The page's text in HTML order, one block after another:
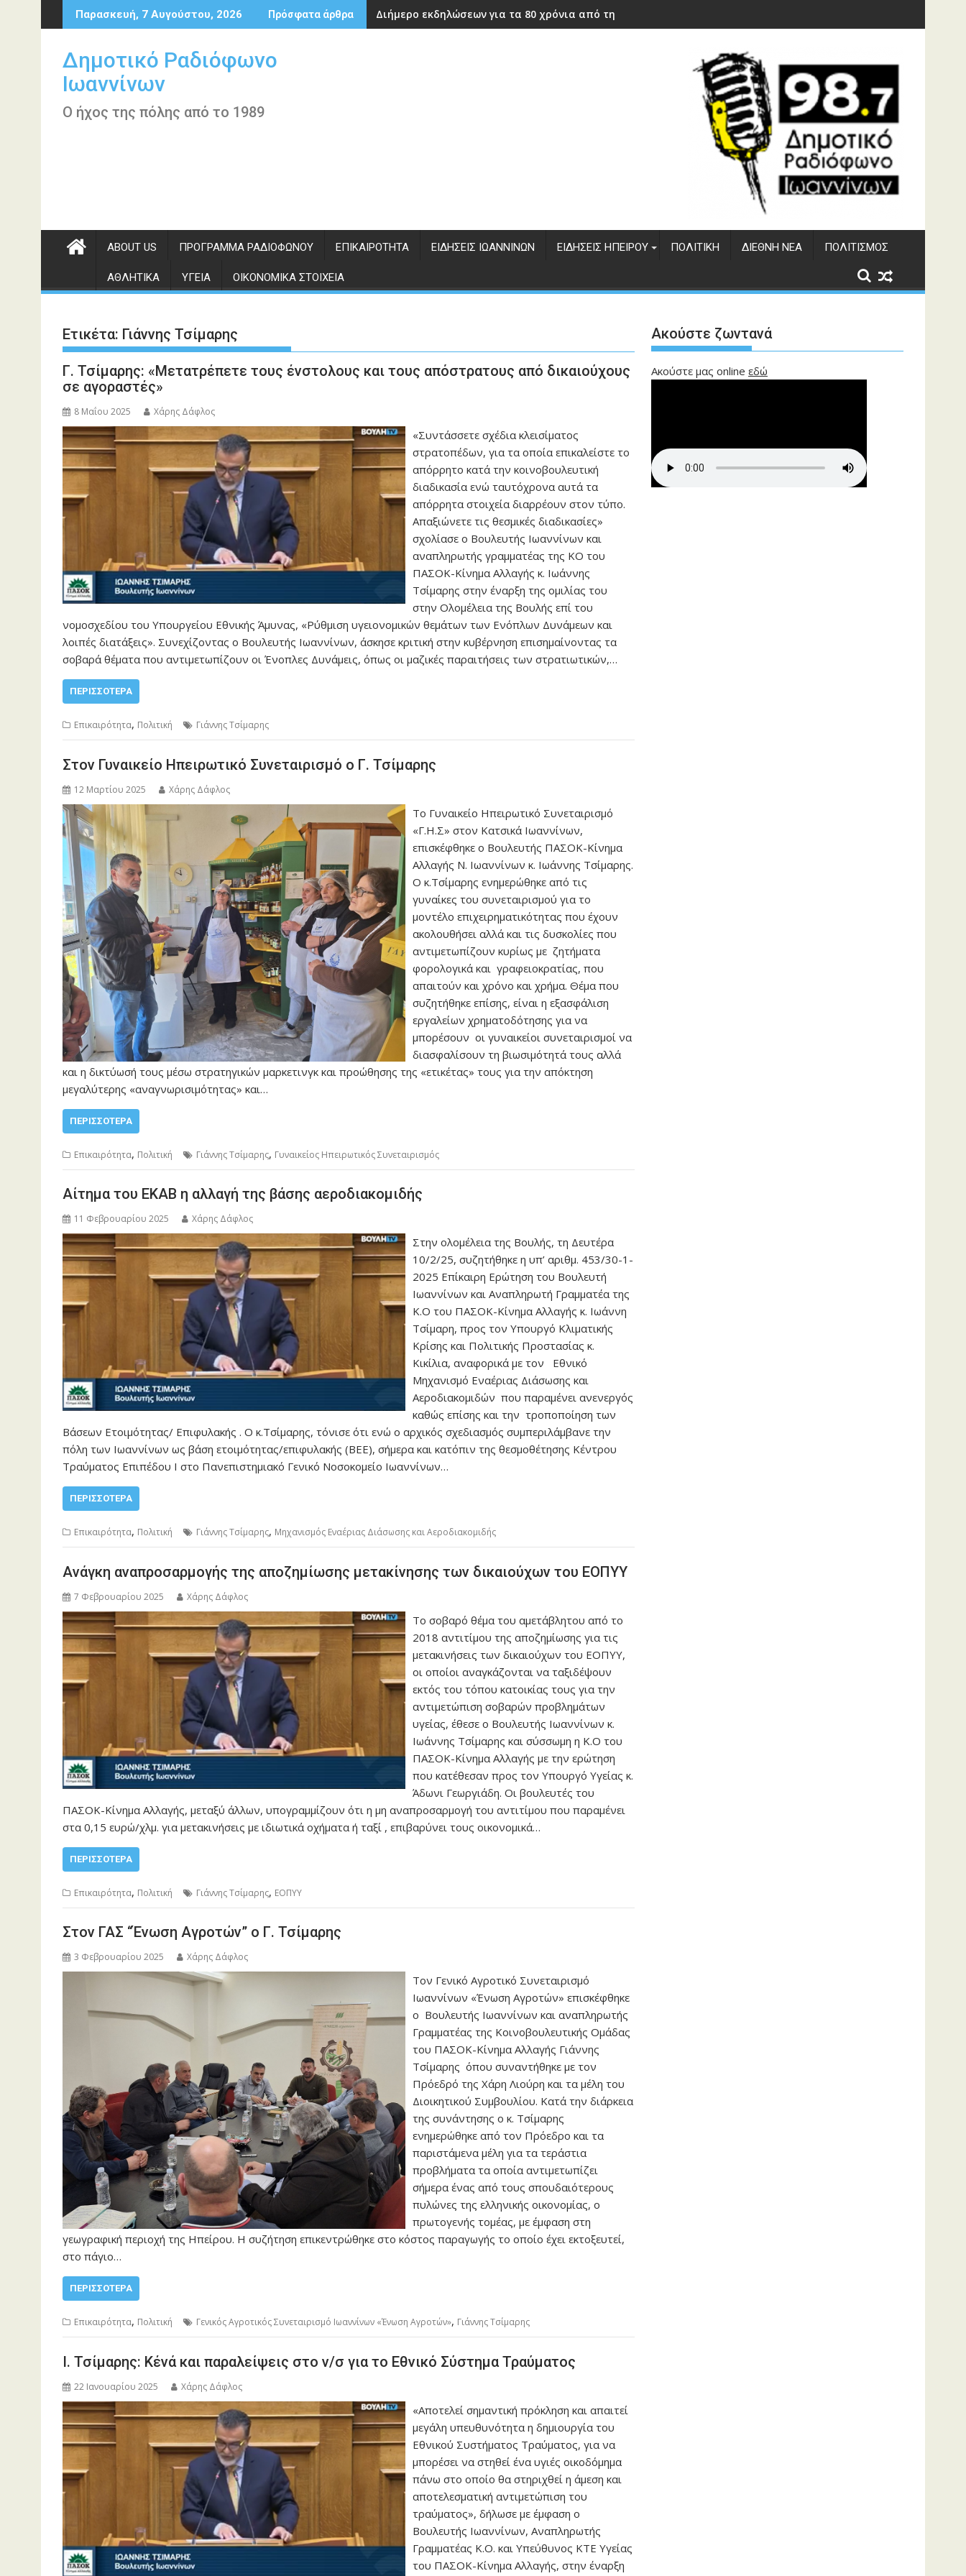
Περάστε
στο
Παρασκευή, 7 Αυγούστου, 2026 Πρόσφατα άρθρα Διήμερο εκδηλώσεων για τα 80 χρόνια από την ίδρυση του ΔΣΕ
Δημοτικό Ραδιόφωνο
Ιωαννίνων
Ο ήχος της πόλης από το 1989
ABOUT US ΠΡΌΓΡΑΜΜΑ ΡΑΔΙΟΦΏΝΟΥ ΕΠΙΚΑΙΡΌΤΗΤΑ ΕΙΔΉΣΕΙΣ ΙΩΑΝΝΊΝΩΝ ΕΙΔΉΣΕΙΣ ΗΠΕΊΡΟΥ ΠΟΛΙΤΙΚΉ ΔΙΕΘΝΉ ΝΈΑ ΠΟΛΙΤΙΣΜΌΣ
ΑΘΛΗΤΙΚΆ ΥΓΕΊΑ ΟΙΚΟΝΟΜΙΚΆ ΣΤΟΙΧΕΊΑ
Ετικέτα: Γιάννης Τσίμαρης
Γ. Τσίμαρης: «Μετατρέπετε τους ένστολους και τους απόστρατους από δικαιούχους
σε αγοραστές»
8 Μαΐου 2025 Χάρης Δάφλος
«Συντάσσετε σχέδια κλεισίματος
στρατοπέδων, για τα οποία επικαλείστε το
απόρρητο κατά την κοινοβουλευτική
διαδικασία ενώ ταυτόχρονα αυτά τα
απόρρητα στοιχεία διαρρέουν στον τύπο.
Απαξιώνετε τις θεσμικές διαδικασίες»
σχολίασε ο Βουλευτής Ιωαννίνων και
αναπληρωτής γραμματέας της ΚΟ του
ΠΑΣΟΚ-Κίνημα Αλλαγής κ. Ιωάννης
Τσίμαρης στην έναρξη της ομιλίας του
στην Ολομέλεια της Βουλής επί του
νομοσχεδίου του Υπουργείου Εθνικής Άμυνας, «Ρύθμιση υγειονομικών θεμάτων των Ενόπλων Δυνάμεων και
λοιπές διατάξεις». Συνεχίζοντας ο Βουλευτής Ιωαννίνων, άσκησε κριτική στην κυβέρνηση επισημαίνοντας τα
σοβαρά θέματα που αντιμετωπίζουν οι Ένοπλες Δυνάμεις, όπως οι μαζικές παραιτήσεις των στρατιωτικών,…
ΠΕΡΙΣΣΌΤΕΡΑ
Επικαιρότητα, Πολιτική Γιάννης Τσίμαρης
Στον Γυναικείο Ηπειρωτικό Συνεταιρισμό ο Γ. Τσίμαρης
12 Μαρτίου 2025 Χάρης Δάφλος
Το Γυναικείο Ηπειρωτικό Συνεταιρισμό
«Γ.Η.Σ» στον Κατσικά Ιωαννίνων,
επισκέφθηκε ο Βουλευτής ΠΑΣΟΚ-Κίνημα
Αλλαγής Ν. Ιωαννίνων κ. Ιωάννης Τσίμαρης.
Ο κ.Τσίμαρης ενημερώθηκε από τις
γυναίκες του συνεταιρισμού για το
μοντέλο επιχειρηματικότητας που έχουν
ακολουθήσει αλλά και τις δυσκολίες που
αντιμετωπίζουν κυρίως με ζητήματα
φορολογικά και γραφειοκρατίας, που
απαιτούν και χρόνο και χρήμα. Θέμα που
συζητήθηκε επίσης, είναι η εξασφάλιση
εργαλείων χρηματοδότησης για να
μπορέσουν οι γυναικείοι συνεταιρισμοί να
διασφαλίσουν τη βιωσιμότητά τους αλλά
και η δικτύωσή τους μέσω στρατηγικών μαρκετινγκ και προώθησης της «ετικέτας» τους για την απόκτηση
μεγαλύτερης «αναγνωρισιμότητας» και…
ΠΕΡΙΣΣΌΤΕΡΑ
Επικαιρότητα, Πολιτική Γιάννης Τσίμαρης, Γυναικείος Ηπειρωτικός Συνεταιρισμός
Αίτημα του ΕΚΑΒ η αλλαγή της βάσης αεροδιακομιδής
11 Φεβρουαρίου 2025 Χάρης Δάφλος
Στην ολομέλεια της Βουλής, τη Δευτέρα
10/2/25, συζητήθηκε η υπ’ αριθμ. 453/30-1-
2025 Επίκαιρη Ερώτηση του Βουλευτή
Ιωαννίνων και Αναπληρωτή Γραμματέα της
Κ.Ο του ΠΑΣΟΚ-Κίνημα Αλλαγής κ. Ιωάννη
Τσίμαρη, προς τον Υπουργό Κλιματικής
Κρίσης και Πολιτικής Προστασίας κ.
Κικίλια, αναφορικά με τον Εθνικό
Μηχανισμό Εναέριας Διάσωσης και
Αεροδιακομιδών που παραμένει ανενεργός
καθώς επίσης και την τροποποίηση των
Βάσεων Ετοιμότητας/ Επιφυλακής . Ο κ.Τσίμαρης, τόνισε ότι ενώ ο αρχικός σχεδιασμός συμπεριλάμβανε την
πόλη των Ιωαννίνων ως βάση ετοιμότητας/επιφυλακής (ΒΕΕ), σήμερα και κατόπιν της θεσμοθέτησης Κέντρου
Τραύματος Επιπέδου Ι στο Πανεπιστημιακό Γενικό Νοσοκομείο Ιωαννίνων…
ΠΕΡΙΣΣΌΤΕΡΑ
Επικαιρότητα, Πολιτική Γιάννης Τσίμαρης, Μηχανισμός Εναέριας Διάσωσης και Αεροδιακομιδής
Ανάγκη αναπροσαρμογής της αποζημίωσης μετακίνησης των δικαιούχων του ΕΟΠΥΥ
7 Φεβρουαρίου 2025 Χάρης Δάφλος
Το σοβαρό θέμα του αμετάβλητου από το
2018 αντιτίμου της αποζημίωσης για τις
μετακινήσεις των δικαιούχων του ΕΟΠΥΥ,
οι οποίοι αναγκάζονται να ταξιδέψουν
εκτός του τόπου κατοικίας τους για την
αντιμετώπιση σοβαρών προβλημάτων
υγείας, έθεσε ο Βουλευτής Ιωαννίνων κ.
Ιωάννης Τσίμαρης και σύσσωμη η Κ.Ο του
ΠΑΣΟΚ-Κίνημα Αλλαγής με την ερώτηση
που κατέθεσαν προς τον Υπουργό Υγείας κ.
Άδωνι Γεωργιάδη. Οι βουλευτές του
ΠΑΣΟΚ-Κίνημα Αλλαγής, μεταξύ άλλων, υπογραμμίζουν ότι η μη αναπροσαρμογή του αντιτίμου που παραμένει
στα 0,15 ευρώ/χλμ. για μετακινήσεις με ιδιωτικά οχήματα ή ταξί , επιβαρύνει τους οικονομικά…
ΠΕΡΙΣΣΌΤΕΡΑ
Επικαιρότητα, Πολιτική Γιάννης Τσίμαρης, ΕΟΠΥΥ
Στον ΓΑΣ “Ένωση Αγροτών” ο Γ. Τσίμαρης
3 Φεβρουαρίου 2025 Χάρης Δάφλος
Τον Γενικό Αγροτικό Συνεταιρισμό
Ιωαννίνων «Ένωση Αγροτών» επισκέφθηκε
ο Βουλευτής Ιωαννίνων και αναπληρωτής
Γραμματέας της Κοινοβουλευτικής Ομάδας
του ΠΑΣΟΚ-Κίνημα Αλλαγής Γιάννης
Τσίμαρης όπου συναντήθηκε με τον
Πρόεδρό της Χάρη Λιούρη και τα μέλη του
Διοικητικού Συμβουλίου. Κατά την διάρκεια
της συνάντησης ο κ. Τσίμαρης
ενημερώθηκε από τον Πρόεδρο και τα
παριστάμενα μέλη για τα τεράστια
προβλήματα τα οποία αντιμετωπίζει
σήμερα ένας από τους σπουδαιότερους
πυλώνες της ελληνικής οικονομίας, ο
πρωτογενής τομέας, με έμφαση στη
γεωγραφική περιοχή της Ηπείρου. Η συζήτηση επικεντρώθηκε στο κόστος παραγωγής το οποίο έχει εκτοξευτεί,
στο πάγιο…
ΠΕΡΙΣΣΌΤΕΡΑ
Επικαιρότητα, Πολιτική Γενικός Αγροτικός Συνεταιρισμό Ιωαννίνων «Ένωση Αγροτών», Γιάννης Τσίμαρης
Ι. Τσίμαρης: Κένά και παραλείψεις στο ν/σ για το Εθνικό Σύστημα Τραύματος
22 Ιανουαρίου 2025 Χάρης Δάφλος
«Αποτελεί σημαντική πρόκληση και απαιτεί
μεγάλη υπευθυνότητα η δημιουργία του
Εθνικού Συστήματος Τραύματος, για να
μπορέσει να στηθεί ένα υγιές οικοδόμημα
πάνω στο οποίο θα στηριχθεί η άμεση και
αποτελεσματική αντιμετώπιση του
τραύματος», δήλωσε με έμφαση ο
Βουλευτής Ιωαννίνων, Αναπληρωτής
Γραμματέας Κ.Ο. και Υπεύθυνος ΚΤΕ Υγείας
του ΠΑΣΟΚ-Κίνημα Αλλαγής, στην έναρξη
Ακούστε ζωντανά
Ακούστε μας online εδώ